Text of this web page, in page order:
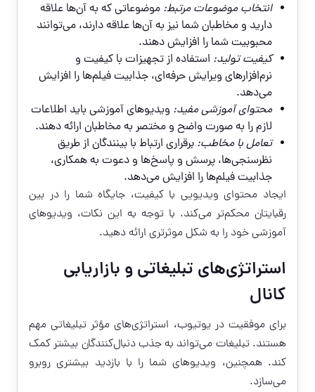
انتخاب موضوعات مرتبط: موضوعاتی که به آن‌ها علاقه
دارید و مخاطبان شما نیز به آن‌ها علاقه دارند، می‌توانند
محبوبیت شما را افزایش دهند.
کیفیت تولید: استفاده از تجهیزات با کیفیت و
نرم‌افزارهای ویرایش حرفه‌ای، جذابیت فیلم‌ها را افزایش
می‌دهد.
محتوای آموزشی مفید: ویدیوهای آموزشی باید اطلاعات
لازم را به صورت واضح و مختصر به مخاطبان ارائه دهند.
تعامل با مخاطب: برقراری ارتباط با بینندگان از طریق
نظرسنجی‌ها، پرسش و پاسخ‌ها و دعوت به همکاری،
جذابیت فیلم‌ها را افزایش می‌دهد.
ایجاد محتوای ویدیویی با کیفیت، جایگاه شما را در بین
رقبایتان محکم‌تر می‌کند. با توجه به این نکات، ویدیوهای
آموزشی خود را به شکل موثرتری ارائه دهید.
استراتژی‌های تبلیغاتی و بازاریابی
کانال
برای موفقیت در یوتیوب، استراتژی‌های مؤثر تبلیغاتی مهم
هستند. تبلیغات می‌تواند به جذب دنبال‌کنندگان بیشتر کمک
کند. همچنین، ویدیوهای شما را با بازدید بیشتری روبرو
می‌سازد.